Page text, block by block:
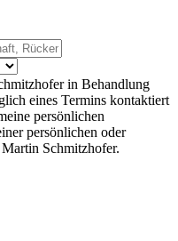
in Behandlung
eines Termins kontaktiert
persönlichen
persönlichen oder
Schmitzhofer.